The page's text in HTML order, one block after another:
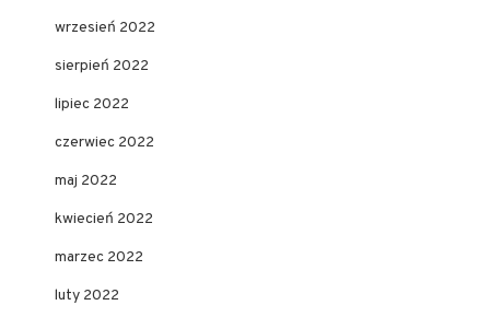
wrzesień 2022
sierpień 2022
lipiec 2022
czerwiec 2022
maj 2022
kwiecień 2022
marzec 2022
luty 2022